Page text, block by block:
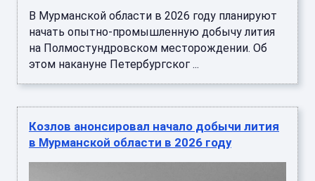
В Мурманской области в 2026 году планируют
начать опытно-промышленную добычу лития
на Полмостундровском месторождении. Об
этом накануне Петербургског ...
Козлов анонсировал начало добычи лития
в Мурманской области в 2026 году